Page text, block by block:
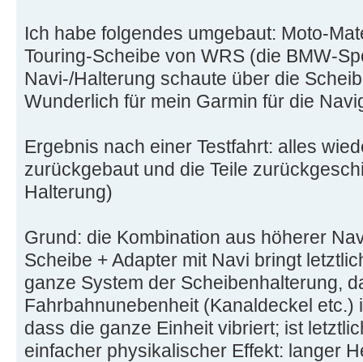
Ich habe folgendes umgebaut: Moto-
Touring-Scheibe von WRS (die BMW-
Navi-/Halterung schaute über die
Wunderlich für mein Garmin für die
Ergebnis nach einer Testfahrt: alles
zurückgebaut und die Teile
Halterung)
Grund: die Kombination aus höherer
Scheibe + Adapter mit Navi bringt
ganze System der Scheibenhalterung,
Fahrbahnunebenheit (Kanaldeckel etc.)
dass die ganze Einheit vibriert; ist
einfacher physikalischer Effekt: langer